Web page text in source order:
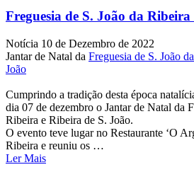
Freguesia de S. João da
Notícia 10 de Dezembro de 2022
Jantar de Natal da Freguesia de S. João
João
Cumprindo a tradição desta época
dia 07 de dezembro o Jantar de Natal da
Ribeira e Ribeira de S. João.
O evento teve lugar no Restaurante ‘O
Ribeira e reuniu os …
Ler Mais